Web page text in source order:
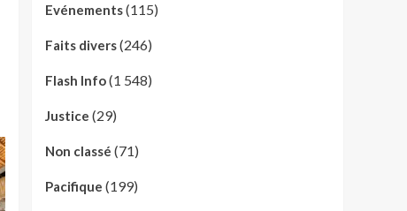
Evénements(115)
Faits divers(246)
Flash Info(1 548)
Justice (29)
Non classé (71)
Pacifique (199)